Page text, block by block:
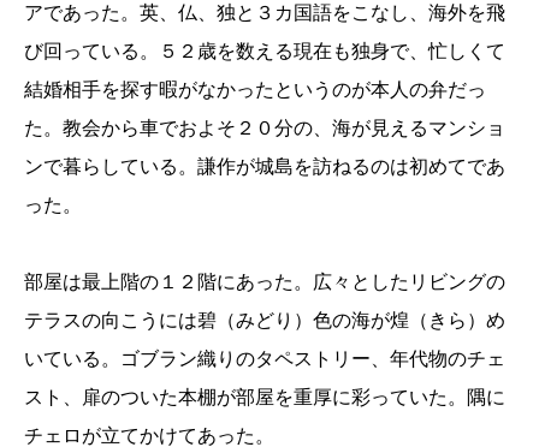
アであった。英、仏、独と３カ国語をこなし、海外を飛
び回っている。５２歳を数える現在も独身で、忙しくて
結婚相手を探す暇がなかったというのが本人の弁だっ
た。教会から車でおよそ２０分の、海が見えるマンショ
ンで暮らしている。謙作が城島を訪ねるのは初めてであ
った。
部屋は最上階の１２階にあった。広々としたリビングの
テラスの向こうには碧（みどり）色の海が煌（きら）め
いている。ゴブラン織りのタペストリー、年代物のチェ
スト、扉のついた本棚が部屋を重厚に彩っていた。隅に
チェロが立てかけてあった。